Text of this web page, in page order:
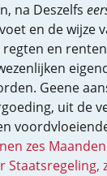
na Deszelfs
en de wijze
en
Geene
uit de
zes
Staatsregeling,